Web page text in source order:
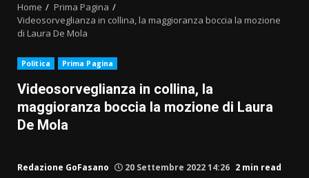
Home
Prima Pagina
Videosorveglianza in collina, la maggioranza boccia la mozione
di Laura De Mola
Politica Prima Pagina
Videosorveglianza in collina, la
maggioranza boccia la mozione di Laura
De Mola
Redazione GoFasano 20 Settembre 2022 14:26 2 min read